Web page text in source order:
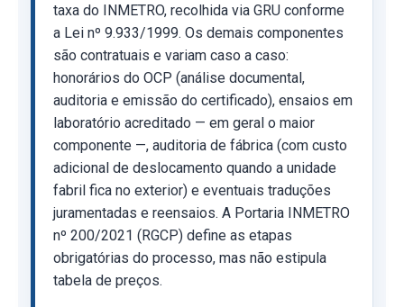
taxa do INMETRO, recolhida via GRU conforme
a Lei nº 9.933/1999. Os demais componentes
são contratuais e variam caso a caso:
honorários do OCP (análise documental,
auditoria e emissão do certificado), ensaios em
laboratório acreditado — em geral o maior
componente —, auditoria de fábrica (com custo
adicional de deslocamento quando a unidade
fabril fica no exterior) e eventuais traduções
juramentadas e reensaios. A Portaria INMETRO
nº 200/2021 (RGCP) define as etapas
obrigatórias do processo, mas não estipula
tabela de preços.